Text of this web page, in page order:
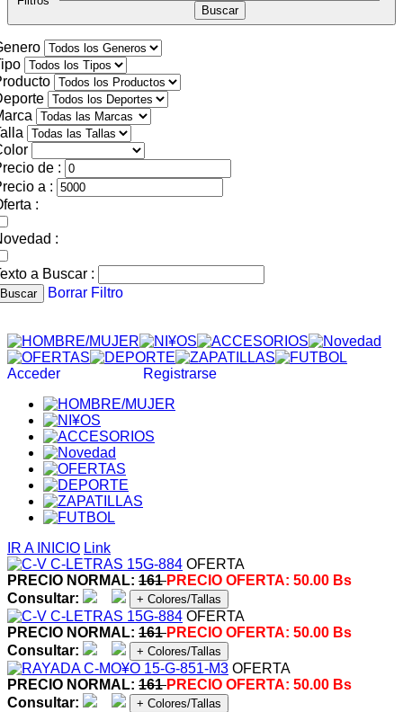
de :
a :
:
:
a Buscar :
Buscar Borrar Filtro
Acceder Registrarse
IR A INICIO Link
OFERTA
PRECIO NORMAL: 161PRECIO OFERTA: 50.00 Bs
Consultar:
+ Colores/Tallas
OFERTA
PRECIO NORMAL: 161PRECIO OFERTA: 50.00 Bs
Consultar:
+ Colores/Tallas
OFERTA
PRECIO NORMAL: 161PRECIO OFERTA: 50.00 Bs
Consultar:
+ Colores/Tallas